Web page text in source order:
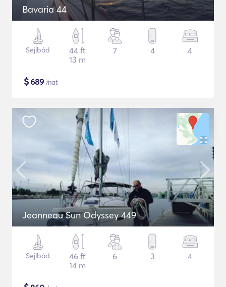
Bavaria 44
Sejlbåd
44 ft
13 m
7 4 4
$689 /nat
Jeanneau Sun Odyssey 449
Sejlbåd
46 ft
14 m
6 3 4